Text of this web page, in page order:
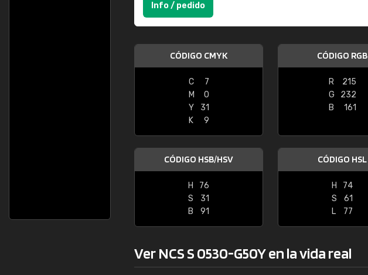
Info / pedido
CÓDIGO CMYK
C
7
M
0
Y
31
K
9
CÓDIGO RGB
R
215
G
232
B
161
CÓDIGO HSB/HSV
H
76
S
31
B
91
CÓDIGO HSL
H
74
S
61
L
77
Ver NCS S 0530-G50Y en la vida real